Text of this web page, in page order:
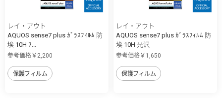
レイ・アウト
AQUOS sense7 plus ｶﾞﾗｽﾌｨﾙﾑ 防
埃 10H ﾌ...
参考価格￥2,200
保護フィルム
レイ・アウト
AQUOS sense7 plus ｶﾞﾗｽﾌｨﾙﾑ 防
埃 10H 光沢
参考価格￥1,650
保護フィルム